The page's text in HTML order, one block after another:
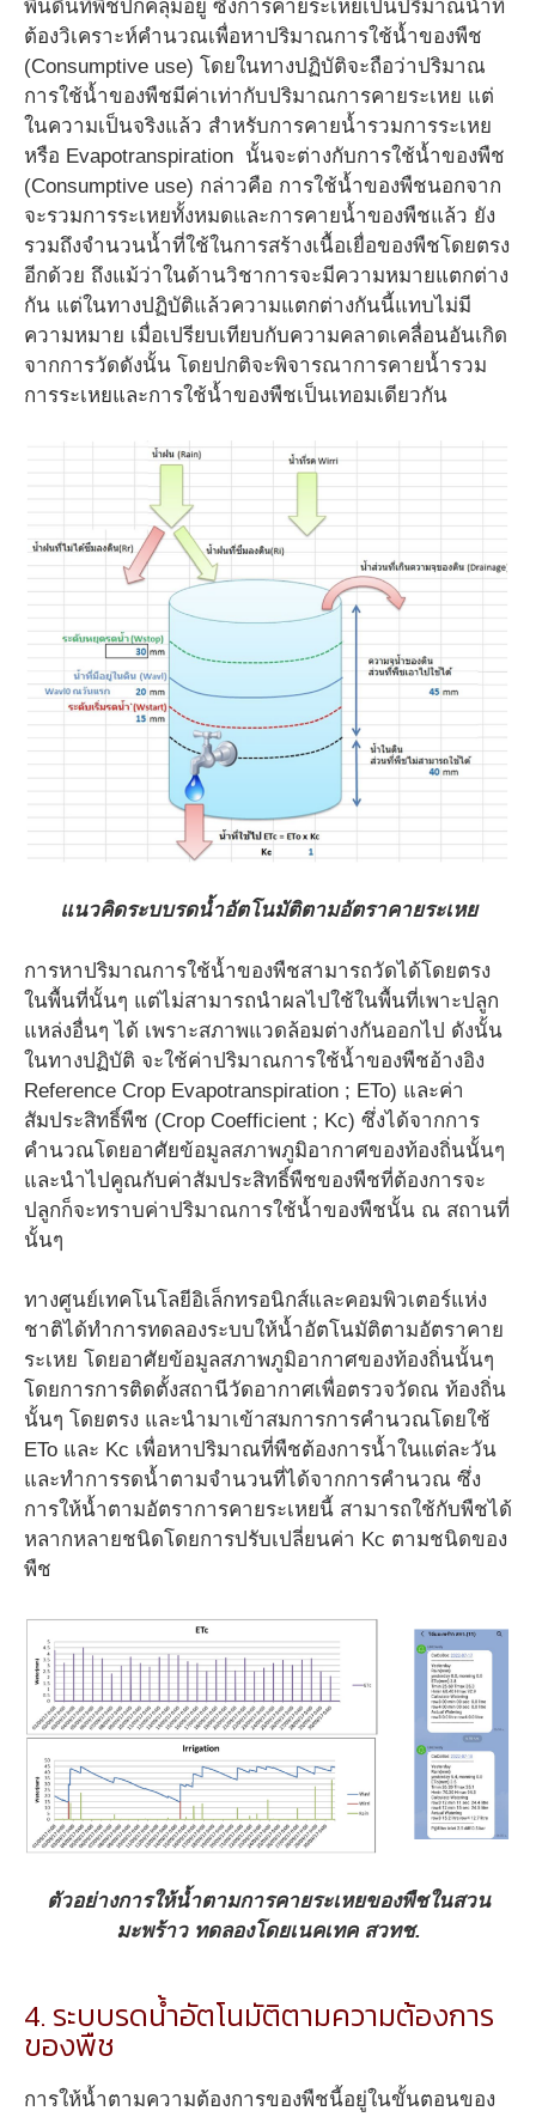
พื้นดินที่พืชปกคลุมอยู่ ซึ่งการคายระเหยเป็นปริมาณน้ำที่
ต้องวิเคราะห์คำนวณเพื่อหาปริมาณการใช้น้ำของพืช
(Consumptive use) โดยในทางปฏิบัติจะถือว่าปริมาณ
การใช้น้ำของพืชมีค่าเท่ากับปริมาณการคายระเหย แต่
ในความเป็นจริงแล้ว สำหรับการคายน้ำรวมการระเหย
หรือ Evapotranspiration นั้นจะต่างกับการใช้น้ำของพืช
(Consumptive use) กล่าวคือ การใช้น้ำของพืชนอกจาก
จะรวมการระเหยทั้งหมดและการคายน้ำของพืชแล้ว ยัง
รวมถึงจำนวนน้ำที่ใช้ในการสร้างเนื้อเยื่อของพืชโดยตรง
อีกด้วย ถึงแม้ว่าในด้านวิชาการจะมีความหมายแตกต่าง
กัน แต่ในทางปฏิบัติแล้วความแตกต่างกันนี้แทบไม่มี
ความหมาย เมื่อเปรียบเทียบกับความคลาดเคลื่อนอันเกิด
จากการวัดดังนั้น โดยปกติจะพิจารณาการคายน้ำรวม
การระเหยและการใช้น้ำของพืชเป็นเทอมเดียวกัน
แนวคิดระบบรดน้ำอัตโนมัติตามอัตราคายระเหย
การหาปริมาณการใช้น้ำของพืชสามารถวัดได้โดยตรง
ในพื้นที่นั้นๆ แต่ไม่สามารถนำผลไปใช้ในพื้นที่เพาะปลูก
แหล่งอื่นๆ ได้ เพราะสภาพแวดล้อมต่างกันออกไป ดังนั้น
ในทางปฏิบัติ จะใช้ค่าปริมาณการใช้น้ำของพืชอ้างอิง
Reference Crop Evapotranspiration ; ETo) และค่า
สัมประสิทธิ์พืช (Crop Coefficient ; Kc) ซึ่งได้จากการ
คำนวณโดยอาศัยข้อมูลสภาพภูมิอากาศของท้องถิ่นนั้นๆ
และนำไปคูณกับค่าสัมประสิทธิ์พืชของพืชที่ต้องการจะ
ปลูกก็จะทราบค่าปริมาณการใช้น้ำของพืชนั้น ณ สถานที่
นั้นๆ
ทางศูนย์เทคโนโลยีอิเล็กทรอนิกส์และคอมพิวเตอร์แห่ง
ชาติได้ทำการทดลองระบบให้น้ำอัตโนมัติตามอัตราคาย
ระเหย โดยอาศัยข้อมูลสภาพภูมิอากาศของท้องถิ่นนั้นๆ
โดยการการติดตั้งสถานีวัดอากาศเพื่อตรวจวัดณ ท้องถิ่น
นั้นๆ โดยตรง และนำมาเข้าสมการการคำนวณโดยใช้
ETo และ Kc เพื่อหาปริมาณที่พืชต้องการน้ำในแต่ละวัน
และทำการรดน้ำตามจำนวนที่ได้จากการคำนวณ ซึ่ง
การให้น้ำตามอัตราการคายระเหยนี้ สามารถใช้กับพืชได้
หลากหลายชนิดโดยการปรับเปลี่ยนค่า Kc ตามชนิดของ
พืช
ตัวอย่างการให้น้ำตามการคายระเหยของพืชในสวน
มะพร้าว ทดลองโดยเนคเทค สวทช.
4. ระบบรดน้ำอัตโนมัติตามความต้องการ
ของพืช
การให้น้ำตามความต้องการของพืชนี้อยู่ในขั้นตอนของ